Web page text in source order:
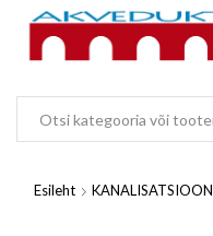
Esileht KANALISATSIOON